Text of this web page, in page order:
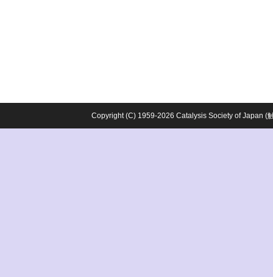
Copyright (C) 1959-2026 Catalysis Society of Japan (